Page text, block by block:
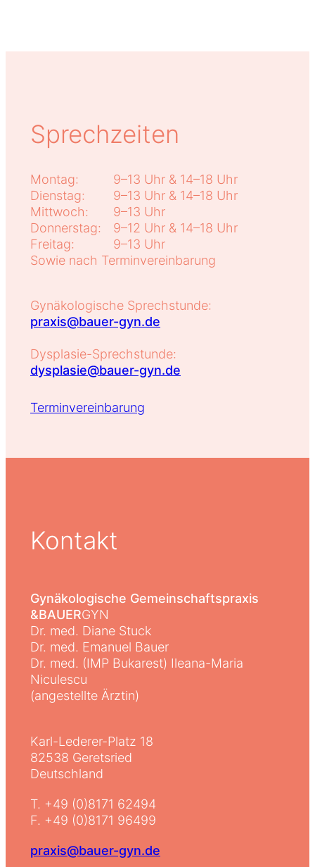
Sprechzeiten
Montag:
9–13 Uhr & 14–18 Uhr
Dienstag:
9–13 Uhr & 14–18 Uhr
Mittwoch:
9–13 Uhr
Donnerstag:
9–12 Uhr & 14–18 Uhr
Freitag:
9–13 Uhr
Sowie nach Terminvereinbarung
Gynäkologische Sprechstunde:
praxis@bauer-gyn.de
Dysplasie-Sprechstunde:
dysplasie@bauer-gyn.de
Terminvereinbarung
Kontakt
Gynäkologische Gemeinschaftspraxis
&BAUERGYN
Dr. med. Diane Stuck
Dr. med. Emanuel Bauer
Dr. med. (IMP Bukarest) Ileana-Maria
Niculescu
(angestellte Ärztin)
Karl-Lederer-Platz 18
82538 Geretsried
Deutschland
T. +49 (0)8171 62494
F. +49 (0)8171 96499
praxis@bauer-gyn.de